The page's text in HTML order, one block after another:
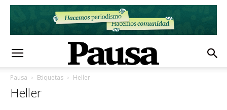
Pausa Etiquetas Heller
Heller